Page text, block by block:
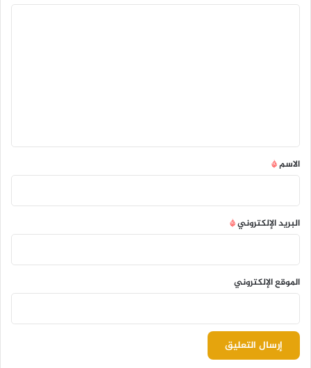
*
الاسم*
البريد الإلكتروني*
الموقع الإلكتروني